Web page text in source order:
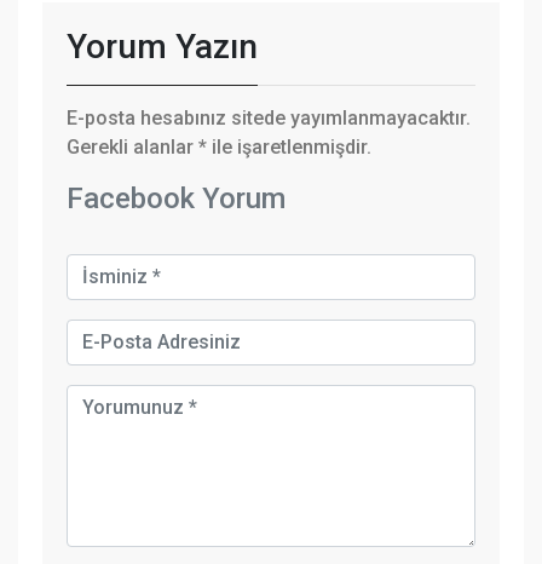
Yorum Yazın
E-posta hesabınız sitede yayımlanmayacaktır.
Gerekli alanlar * ile işaretlenmişdir.
Facebook Yorum